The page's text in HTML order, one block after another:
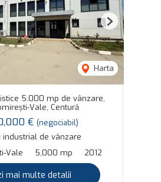
Harta
Next
5.000 mp de vânzare,
Vale, Centură
€ (negociabil)
industrial de vânzare
Vale
5,000 mp 2012
mai multe detalii